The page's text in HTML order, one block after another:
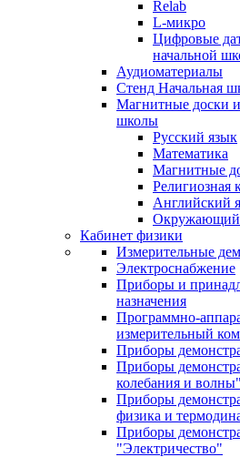
Relab
L-микро
Цифровые
начальной
Аудиоматериалы
Стенд Начальная
Магнитные доски и
школы
Русский язык
Математика
Магнитные
Религиозная
Английский
Кабинет физики
Измерительные
Электроснабжение
Приборы и
назначения
Программно-
измерительный
Приборы
Приборы
колебания и волны"
Приборы
физика и
Приборы
"Электричество"